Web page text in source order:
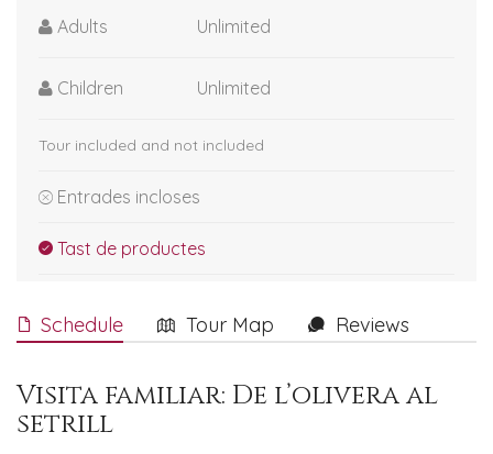
Adults Unlimited
Children Unlimited
Tour included and not included
Entrades incloses
Tast de productes
Schedule Tour Map Reviews
Visita familiar: De l’olivera al
setrill